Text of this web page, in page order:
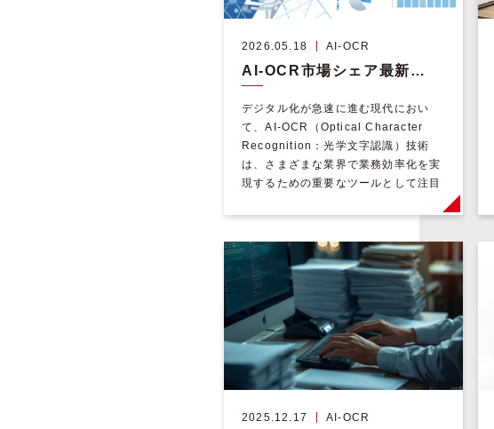
2026.05.18 AI-OCR
AI-OCR市場シェア最新比較｜導入企業が選ぶ人気製品と成功のポイント
デジタル化が急速に進む現代におい
て、AI-OCR（Optical Character
Recognition：光学文字認識）技術
は、さまざまな業界で業務効率化を実
現するための重要なツールとして注目
2025.12.17 AI-OCR